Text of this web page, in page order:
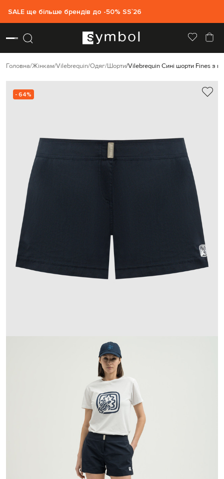
SALE ще більше брендів до -50% SS`26
Головна Жінкам Vilebrequin Одяг Шорти Vilebrequin Сині шорти Fines з
- 64%